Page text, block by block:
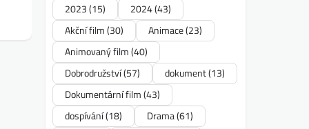
2023(15) 2024(43)
Akční film(30) Animace(23)
Animovaný film(40)
Dobrodružství(57) dokument(13)
Dokumentární film(43)
dospívání(18) Drama(61)